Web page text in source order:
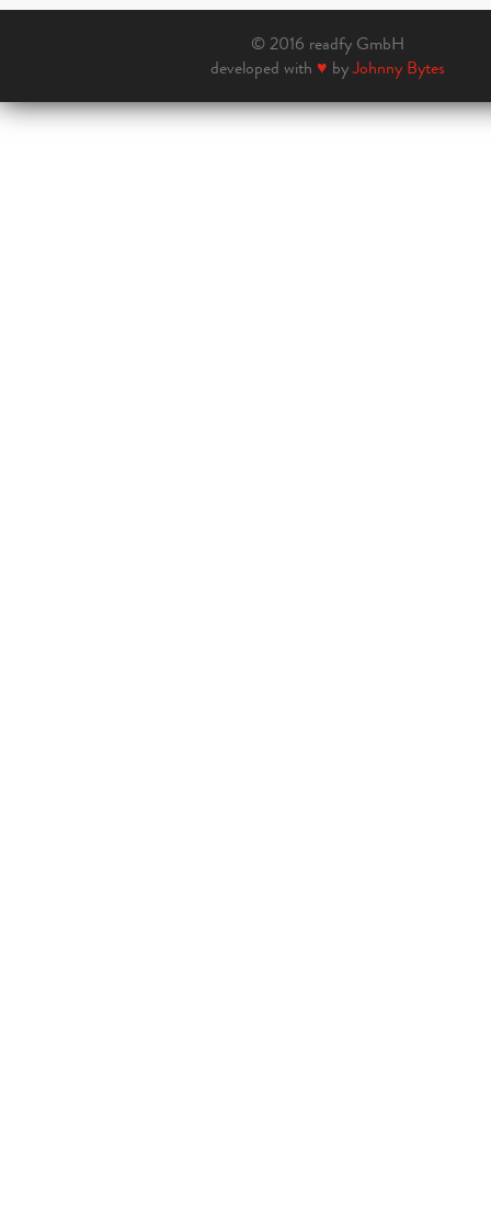
© 2016 readfy GmbH
developed with ♥ byJohnny Bytes